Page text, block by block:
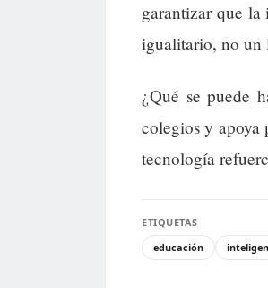
garantizar que la
igualitario, no un
¿Qué se puede
colegios y
tecnología
ETIQUETAS
educación